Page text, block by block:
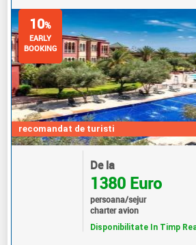
recomandat de turisti
10%
EARLY
BOOKING
De la
1380 Euro
persoana/sejur
charter avion
Disponibilitate In Timp